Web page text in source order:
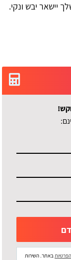
יישאר יבש ונקי.
באתר. השירות